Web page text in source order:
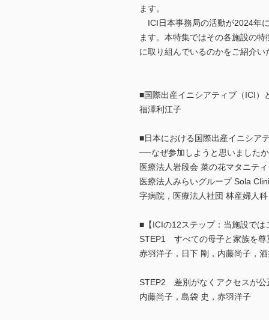
ます。
ICI日本事務局の活動が2024年
ます。本特集ではその各施設の
に取り組んでいるのかをご紹介い
■国際出産イニシアティブ（ICI）
福澤利江子
■日本における国際出産イニシア
──なぜ参加しようと思いました
医療法人岩段会 菜の花マタニテ
医療法人みらいグループ Sola
字病院，医療法人社団 林産婦人科
■【ICIの12ステップ：当施設では
STEP1 すべての母子と家族を尊
赤羽洋子，日下 剛，内藤尚子，
STEP2 差別がなくアクセスが公
内藤尚子，島袋 史，赤羽洋子